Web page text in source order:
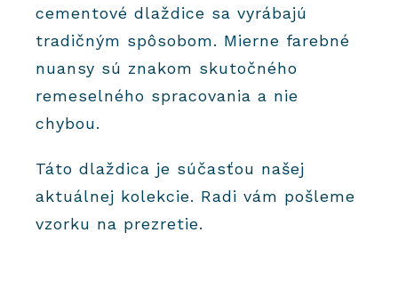
cementové dlaždice sa vyrábajú
tradičným spôsobom. Mierne farebné
nuansy sú znakom skutočného
remeselného spracovania a nie
chybou.
Táto dlaždica je súčasťou našej
aktuálnej kolekcie. Radi vám pošleme
vzorku na prezretie.